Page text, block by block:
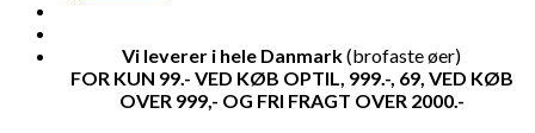
Vi leverer i hele Danmark(brofaste øer)
FOR KUN 99.- VED KØB OPTIL, 999.-, 69, VED KØB
OVER 999,- OG FRI FRAGT OVER 2000.-